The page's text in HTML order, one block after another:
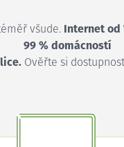
všude. Internet od
99 % domácností
Ověřte si